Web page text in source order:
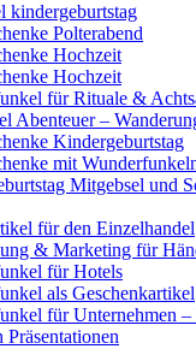
kindergeburtstag
Polterabend
Hochzeit
Hochzeit
für Rituale &
Abenteuer –
Kindergeburtstag
mit
Mitgebsel und
für den Einzelhandel
& Marketing für
für Hotels
als Geschenkartikel
für Unternehmen
Präsentationen